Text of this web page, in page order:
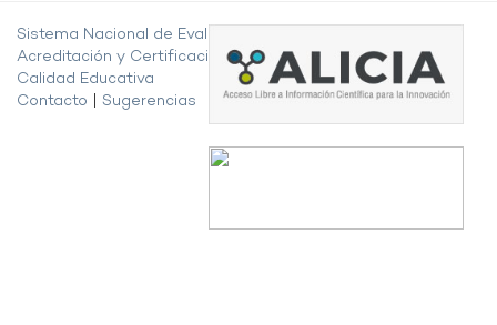
Sistema Nacional de Evaluación,
Acreditación y Certificación de la
Calidad Educativa
Contacto
Sugerencias